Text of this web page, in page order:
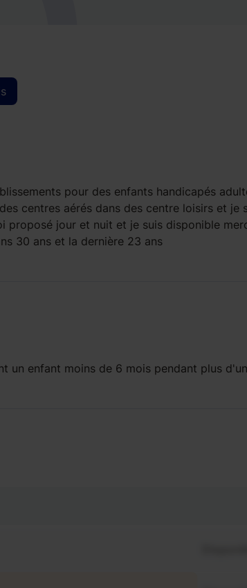
pour des enfants handicapés
centres aérés dans des centre loisirs et je
proposé jour et nuit et je suis disponible
30 ans et la dernière 23 ans
un enfant moins de 6 moispendant plus